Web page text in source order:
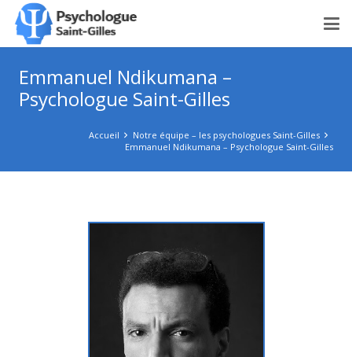
Emmanuel Ndikumana –
Psychologue Saint-Gilles
Accueil
Notre équipe – les psychologues Saint-Gilles
Emmanuel Ndikumana – Psychologue Saint-Gilles